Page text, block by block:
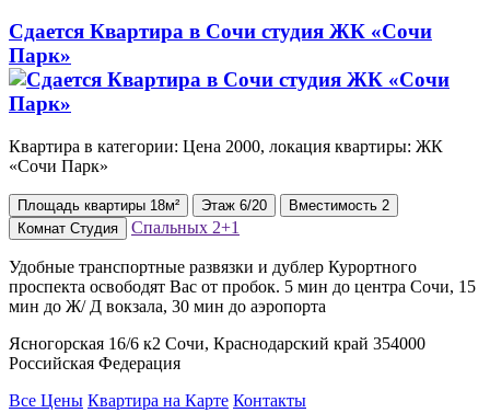
Сдается Квартира в Сочи студия ЖК «Сочи
Парк»
Квартира в категории: Цена 2000, локация квартиры: ЖК
«Сочи Парк»
Площадь квартиры 18м² Этаж 6/20 Вместимость 2
Комнат Студия Спальных 2+1
Удобные транспортные развязки и дублер Курортного
проспекта освободят Вас от пробок. 5 мин до центра Сочи, 15
мин до Ж/ Д вокзала, 30 мин до аэропорта
Ясногорская 16/6 к2 Сочи, Краснодарский край 354000
Российская Федерация
Все Цены Квартира на Карте Контакты